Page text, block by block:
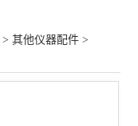
>其他仪器配件 >